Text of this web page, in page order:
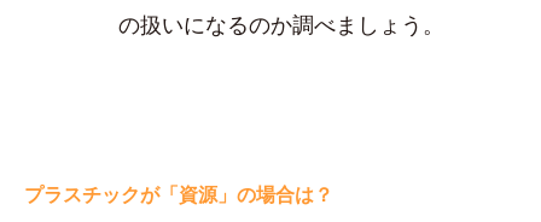
の扱いになるのか調べましょう。
プラスチックが「資源」の場合は？